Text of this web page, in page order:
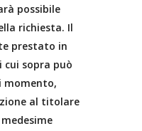
possibile
richiesta. Il
prestato in
sopra può
momento,
al titolare